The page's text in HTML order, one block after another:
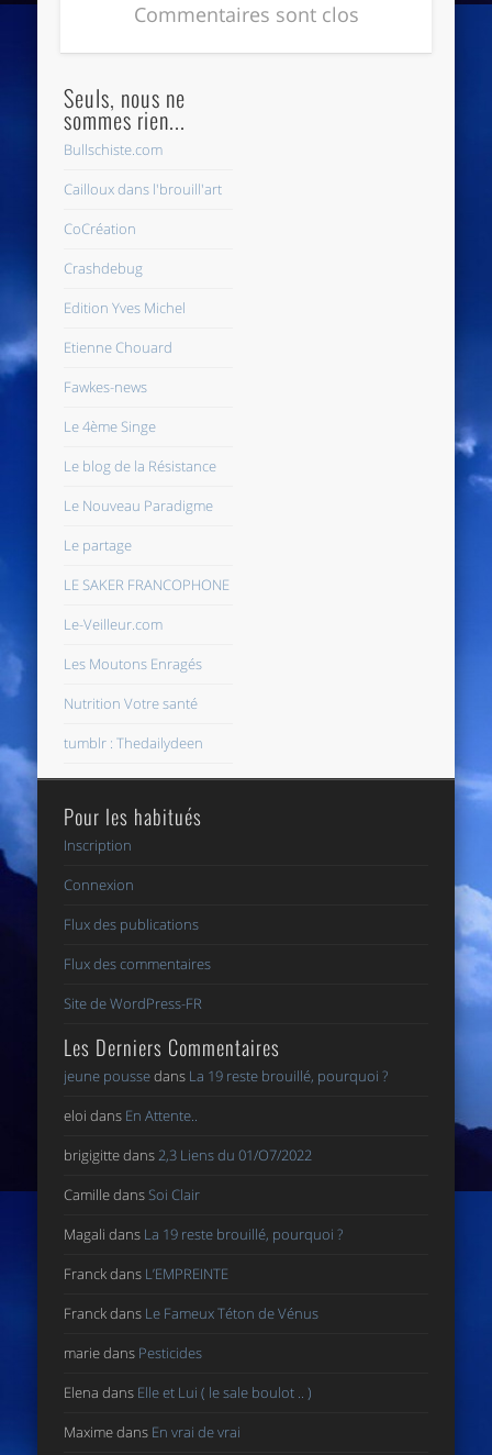
Commentaires sont clos
Seuls, nous ne
sommes rien...
Bullschiste.com
Cailloux dans l'brouill'art
CoCréation
Crashdebug
Edition Yves Michel
Etienne Chouard
Fawkes-news
Le 4ème Singe
Le blog de la Résistance
Le Nouveau Paradigme
Le partage
LE SAKER FRANCOPHONE
Le-Veilleur.com
Les Moutons Enragés
Nutrition Votre santé
tumblr : Thedailydeen
Pour les habitués
Inscription
Connexion
Flux des publications
Flux des commentaires
Site de WordPress-FR
Les Derniers Commentaires
jeune poussedans La 19 reste brouillé, pourquoi ?
eloi dans En Attente..
brigigittedans2,3 Liens du 01/O7/2022
CamilledansSoi Clair
Magali dans La 19 reste brouillé, pourquoi ?
Franckdans L’EMPREINTE
Franckdans Le Fameux Téton de Vénus
mariedans Pesticides
Elena dans Elle et Lui ( le sale boulot .. )
Maximedans En vrai de vrai